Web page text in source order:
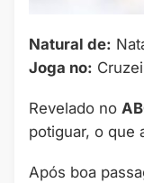
Natural de:
Joga no:
Revelado no
potiguar, o que
Após boa